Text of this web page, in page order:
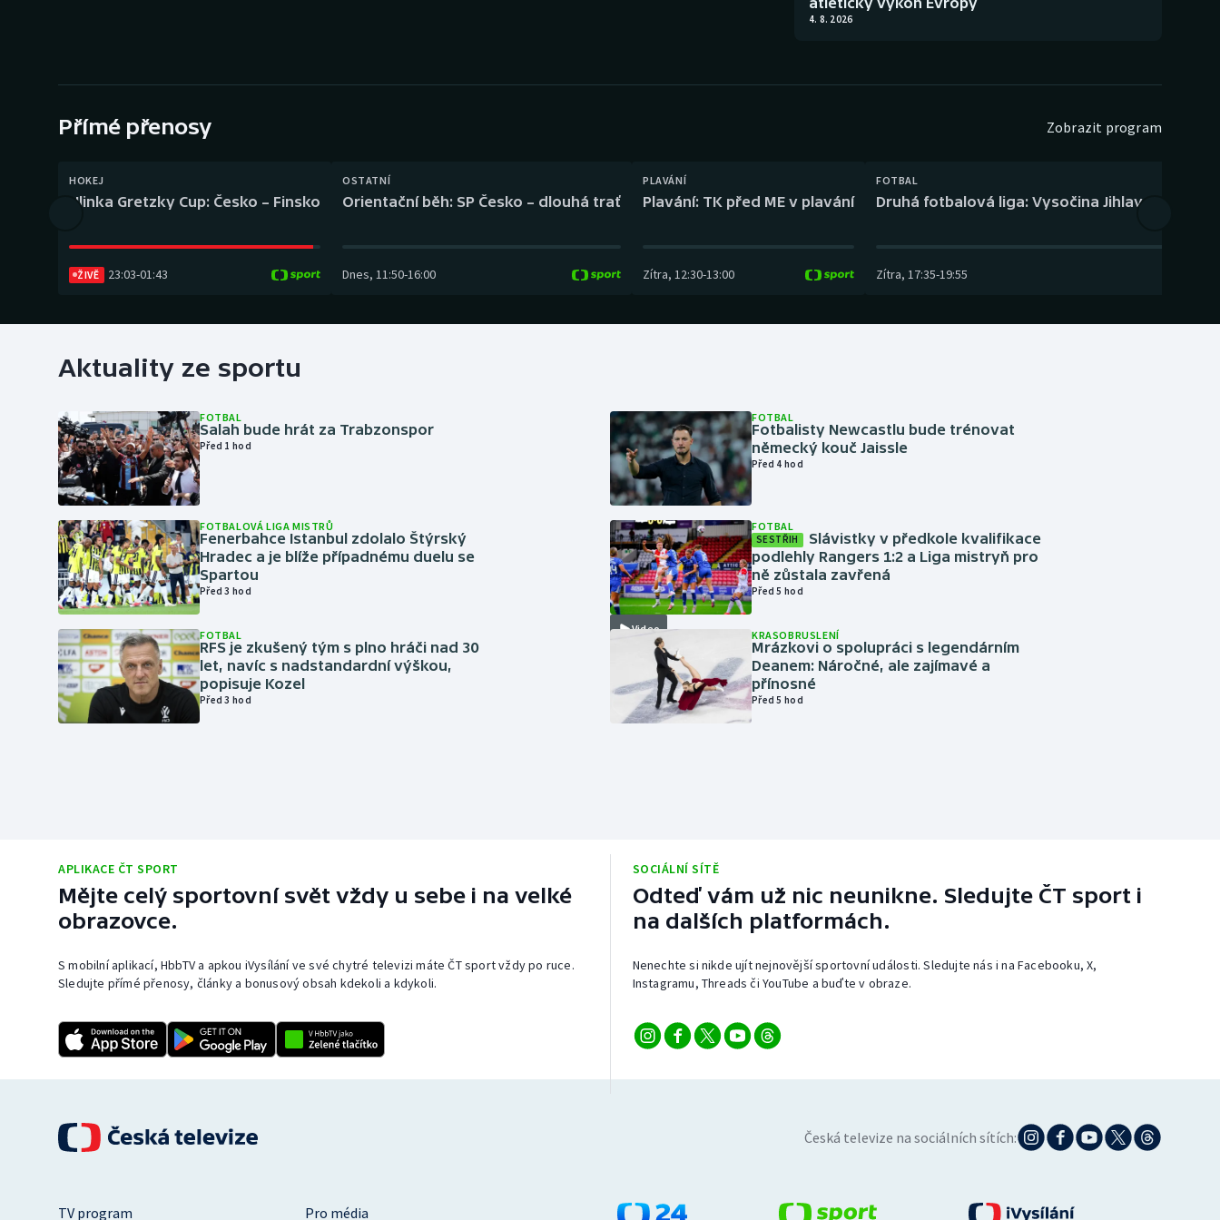
Ostatní
4. 8. 2026
Přímé přenosy Zobrazit program
HOKEJ
Hlinka Gretzky Cup: Česko – Finsko
ŽIVĚ 23:03-01:43
OSTATNÍ
Orientační běh: SP Česko – dlouhá trať
Dnes, 11:50-16:00
PLAVÁNÍ
Plavání: TK před ME v plavání
Zítra, 12:30-13:00
FOTBAL
Druhá fotbalová liga: Vysočina Jihlava – Fotbal
Zítra, 17:35-19:55
Aktuality ze sportu
FOTBAL
Salah bude hrát za Trabzonspor
Před 1 hod
FOTBALOVÁ LIGA MISTRŮ
Fenerbahce Istanbul zdolalo Štýrský
Hradec a je blíže případnému duelu se
Spartou
Před 3 hod
FOTBAL
RFS je zkušený tým s plno hráči nad 30
let, navíc s nadstandardní výškou,
popisuje Kozel
Před 3 hod
FOTBAL
Fotbalisty Newcastlu bude trénovat
německý kouč Jaissle
Před 4 hod
Video
FOTBAL
SESTŘIH
Slávistky v předkole kvalifikace
podlehly Rangers 1:2 a Liga mistryň pro
ně zůstala zavřená
Před 5 hod
KRASOBRUSLENÍ
Mrázkovi o spolupráci s legendárním
Deanem: Náročné, ale zajímavé a
přínosné
Před 5 hod
APLIKACE ČT SPORT
Mějte celý sportovní svět vždy u sebe i na velké
obrazovce.
S mobilní aplikací, HbbTV a apkou iVysílání ve své chytré televizi máte ČT sport vždy po ruce.
Sledujte přímé přenosy, články a bonusový obsah kdekoli a kdykoli.
SOCIÁLNÍ SÍTĚ
Odteď vám už nic neunikne. Sledujte ČT sport i
na dalších platformách.
Nenechte si nikde ujít nejnovější sportovní události. Sledujte nás i na Facebooku, X,
Instagramu, Threads či YouTube a buďte v obraze.
Česká televize na sociálních sítích:
TV program Pro média